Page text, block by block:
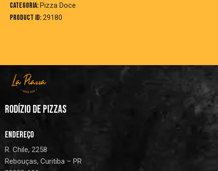
Categoria:Pizza Doce
Product ID:29180
RODÍZIO DE PIZZAS
ENDEREÇO
R. Chile, 2258
Rebouças, Curitiba – PR